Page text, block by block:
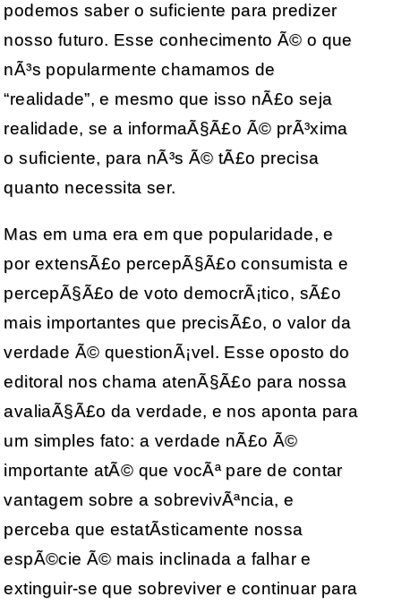
podemos saber o suficiente para predizer
nosso futuro. Esse conhecimento Ã© o que
nÃ³s popularmente chamamos de
“realidade”, e mesmo que isso nÃ£o seja
realidade, se a informaÃ§Ã£o Ã© prÃ³xima
o suficiente, para nÃ³s Ã© tÃ£o precisa
quanto necessita ser.
Mas em uma era em que popularidade, e
por extensÃ£o percepÃ§Ã£o consumista e
percepÃ§Ã£o de voto democrÃ¡tico, sÃ£o
mais importantes que precisÃ£o, o valor da
verdade Ã© questionÃ¡vel. Esse oposto do
editoral nos chama atenÃ§Ã£o para nossa
avaliaÃ§Ã£o da verdade, e nos aponta para
um simples fato: a verdade nÃ£o Ã©
importante atÃ© que vocÃª pare de contar
vantagem sobre a sobrevivÃªncia, e
perceba que estatÃ­sticamente nossa
espÃ©cie Ã© mais inclinada a falhar e
extinguir-se que sobreviver e continuar para